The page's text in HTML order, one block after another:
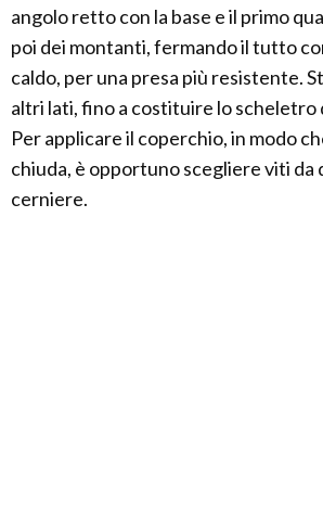
angolo retto con la base e il primo
poi dei montanti, fermando il tutto
caldo, per una presa più resistente.
altri lati, fino a costituire lo scheletro
Per applicare il coperchio, in modo
chiuda, è opportuno scegliere viti da
cerniere.